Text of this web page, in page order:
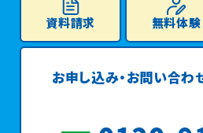
資料請求 無料体験
お申し込み・お問い合わ